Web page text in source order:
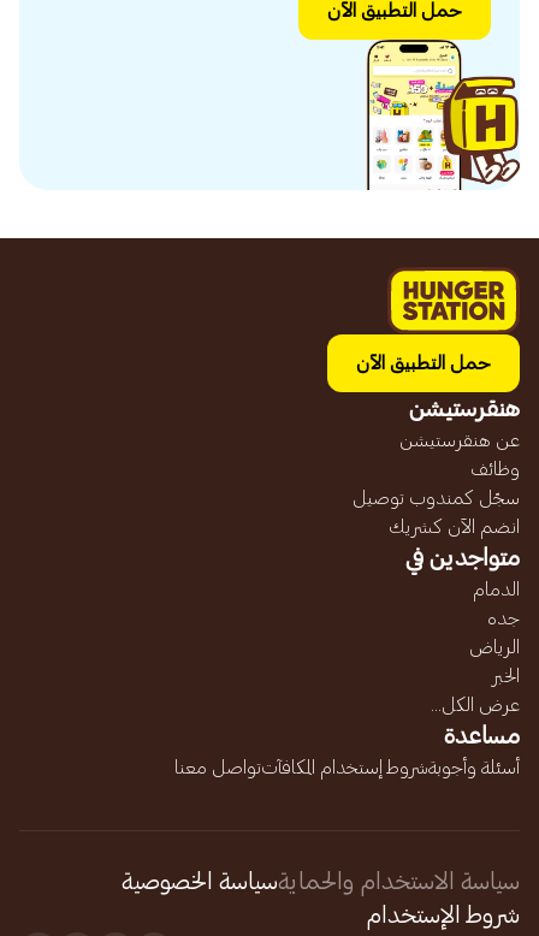
حمل التطبيق الآن
حمل التطبيق الآن
هنقرستيشن
عن هنقرستيشن
وظائف
سجّل كمندوب توصيل
انضم الآن كشريك
متواجدين في
الدمام
جده
الرياض
الخبر
عرض الكل...
مساعدة
أسئلة وأجوبةشروط إستخدام المكافآتتواصل معنا
سياسة الاستخدام والحمايةسياسة الخصوصية
شروط الإستخدام